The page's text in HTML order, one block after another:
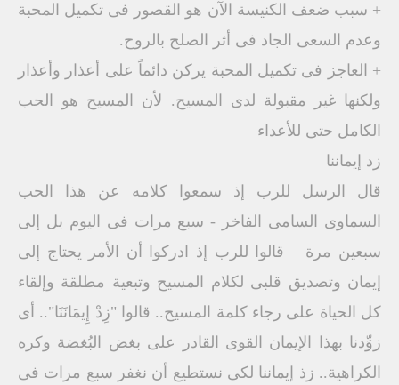
+ سبب ضعف الكنيسة الآن هو القصور فى تكميل المحبة
وعدم السعى الجاد فى أثر الصلح بالروح.
+ العاجز فى تكميل المحبة يركن دائماً على أعذار وأعذار
ولكنها غير مقبولة لدى المسيح. لأن المسيح هو الحب
الكامل حتى للأعداء
زد إيماننا
قال الرسل للرب إذ سمعوا كلامه عن هذا الحب
السماوى السامى الفاخر - سبع مرات فى اليوم بل إلى
سبعين مرة – قالوا للرب إذ ادركوا أن الأمر يحتاج إلى
إيمان وتصديق قلبى لكلام المسيح وتبعية مطلقة وإلقاء
كل الحياة على رجاء كلمة المسيح.. قالوا "زِدْ إِيمَانَنَا".. أى
زوِّدنا بهذا الإيمان القوى القادر على بغض البُغضة وكره
الكراهية.. زذ إيماننا لكى نستطيع أن نغفر سبع مرات فى